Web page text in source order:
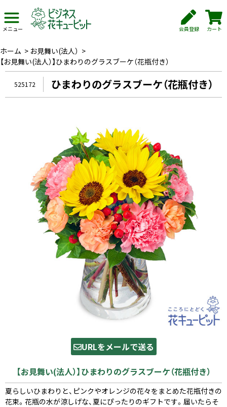
メニュー 会員登録 カート
ホーム > お見舞い(法人） >
【お見舞い(法人）】ひまわりのグラスブーケ（花瓶付き）
525172 ひまわりのグラスブーケ（花瓶付き）
URLをメールで送る
【お見舞い(法人）】ひまわりのグラスブーケ（花瓶付き）
夏らしいひまわりと、ピンクやオレンジの花々をまとめた花瓶付きの
花束。花瓶の水が涼しげな、夏にぴったりのギフトです。届いたらそ